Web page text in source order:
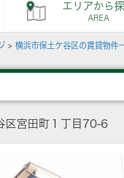
エリアから
AREA
> 横浜市保土ケ谷区の賃貸物件
区宮田町１丁目70-6